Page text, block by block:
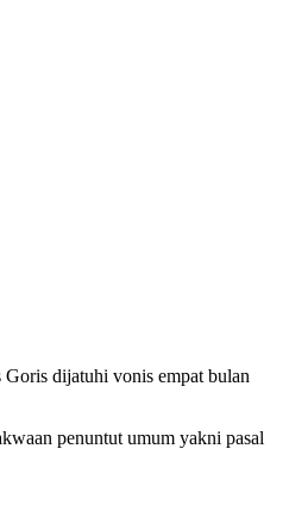
dijatuhi vonis empat bulan
penuntut umum yakni pasal